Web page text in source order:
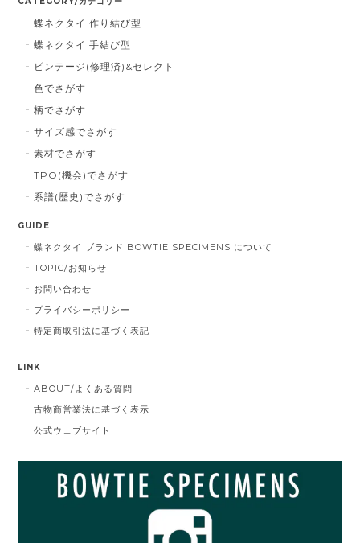
蝶ネクタイ 作り結び型
蝶ネクタイ 手結び型
ビンテージ(修理済)&セレクト
色でさがす
柄でさがす
サイズ感でさがす
素材でさがす
TPO(機会)でさがす
系譜(歴史)でさがす
GUIDE
蝶ネクタイ ブランド BOWTIE SPECIMENS について
TOPIC/お知らせ
お問い合わせ
プライバシーポリシー
特定商取引法に基づく表記
LINK
ABOUT/よくある質問
古物商営業法に基づく表示
公式ウェブサイト